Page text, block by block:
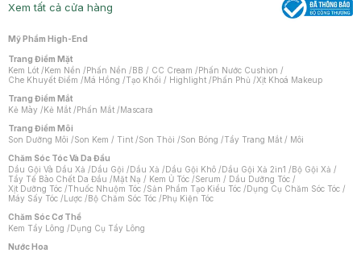
Xem tất cả cửa hàng
Mỹ Phẩm High-End
Trang Điểm Mặt
Kem Lót /Kem Nền /Phấn Nền /BB / CC Cream /Phấn Nước Cushion /
Che Khuyết Điểm /Má Hồng /Tạo Khối / Highlight /Phấn Phủ /Xịt Khoá Makeup
Trang Điểm Mắt
Kẻ Mày /Kẻ Mắt /Phấn Mắt /Mascara
Trang Điểm Môi
Son Dưỡng Môi /Son Kem / Tint /Son Thỏi /Son Bóng /Tẩy Trang Mắt / Môi
Chăm Sóc Tóc Và Da Đầu
Dầu Gội Và Dầu Xả /Dầu Gội /Dầu Xả /Dầu Gội Khô /Dầu Gội Xả 2in1 /Bộ Gội Xả /
Tẩy Tế Bào Chết Da Đầu /Mặt Nạ / Kem Ủ Tóc /Serum / Dầu Dưỡng Tóc /
Xịt Dưỡng Tóc /Thuốc Nhuộm Tóc /Sản Phẩm Tạo Kiểu Tóc /Dụng Cụ Chăm Sóc Tóc /
Máy Sấy Tóc /Lược /Bộ Chăm Sóc Tóc /Phụ Kiện Tóc
Chăm Sóc Cơ Thể
Kem Tẩy Lông /Dụng Cụ Tẩy Lông
Nước Hoa